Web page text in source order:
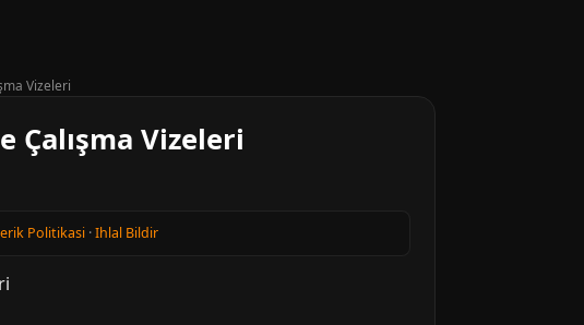
Vizeleri
Çalışma Vizeleri
Politikasi ·Ihlal Bildir